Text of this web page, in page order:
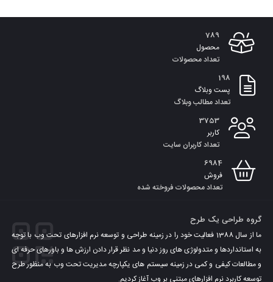
789
محصول
تعداد محصولات
198
پست وبلاگ
تعداد مطالب وبلاگ
3753
کاربر
تعداد کاربران سایت
6984
فروش
تعداد محصولات فروخته شده
گروه طراحی یک طرح
ما از سال 1388 فعالیت خود را در زمینه طراحی و توسعه نرم افزارهای تحت وب با توجه
به استانداردها و متدولوژی های روز دنیا و مد نظر قرار دادن ارزش ها و باورهای حرفه ای
و مطالعات کیفی و کمی در زمینه سیستم های یکپارچه مدیریت تحت وب به منظور طرح
توسعه کاربرد نرم افزارهای مبتنی بر وب آغاز کردیم.